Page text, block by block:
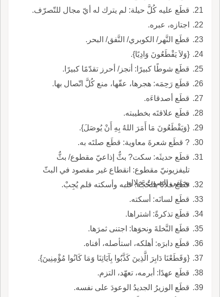
قطَع عليه كُلَّ حيلة: لم يترك له أيّ مجال للتّصرّف.
اجتازه، عبره.
قطَع النَّهر/ الكوبري/ النَّفق/ البحر.
{وَلاَ يَقْطَعُونَ وَادِيًا}.
قطَع شوطًا كبيرًا: أنجز/ أحرز تقدّمًا كبيرًا.
قطَع رَحِمَه: هجرها، عقّها، منع كُلَّ اتّصال بها.
قطَع أصدقاءَه.
قطَع علاقتَه بخطيبته.
{وَيَقْطَعُونَ مَا أَمَرَ اللهُ بِهِ أَنْ يُوصَلَ}.
? قطَع شعرةَ معاوية: قطَع صلتَه به.
قطَع حديثَه: سكت? بثٌّ إذاعيّ مقطوع/ بثٌّ
تليفزيونيّ مقطوع: انقطاع غير مقصود في البثّ
يختفي الصوتُ خلاله.
قطَع فلانًا بالحُجَّة: غلبه وأسكته فلم يُجِبْ.
قطَع لسانَه: أسكته.
قطَع تذكرةً: اشتراها.
قطَع النَّخلةَ ونحوَها: اجتنى ثمرَها.
قطَع دابرَه: أهلكه، استأصله، أفناه.
{وَقَطَعْنَا دَابِرَ الَّذِينَ كَذَّبُوا بِآيَاتِنَا وَمَا كَانُوا مُؤْمِنِينَ}.
قطَع عهدًا: أبرمه، تعهّد، التزم.
قطَع الوزيرُ الجديدُ الوعودَ على نفسه.